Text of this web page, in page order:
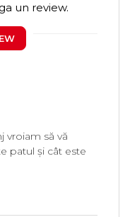
un review.
vroiam să vă
patul și cât este